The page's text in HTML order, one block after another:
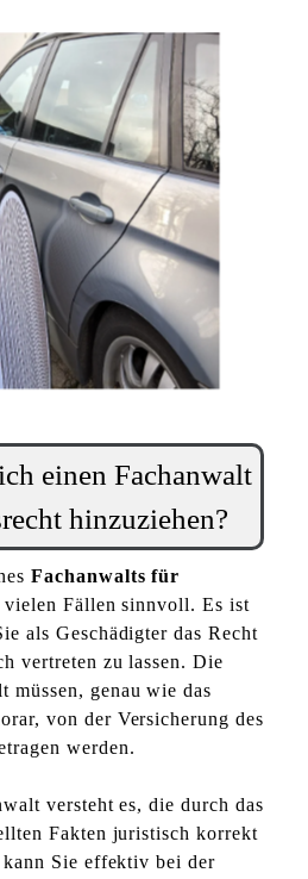
einen Fachanwalt
hinzuziehen?
Fachanwalts für
Fällen sinnvoll. Es ist
als Geschädigter das Recht
vertreten zu lassen. Die
müssen, genau wie das
von der Versicherung des
werden.
versteht es, die durch das
Fakten juristisch korrekt
Sie effektiv bei der